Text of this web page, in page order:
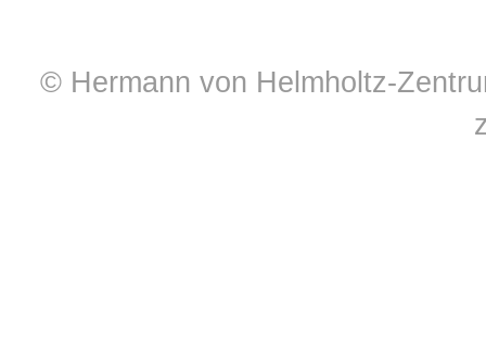
© Hermann von Helmholtz-